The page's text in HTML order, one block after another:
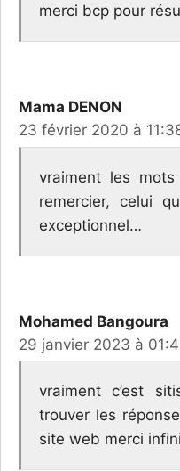
merci bcp pour
Mama DENON
23 février 2020 à
vraiment les
remercier, celui
exceptionnel…
Mohamed Bangoura
29 janvier 2023 à
vraiment c’est
trouver les
site web merci